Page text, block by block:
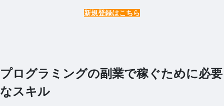
新規登録はこちら
プログラミングの副業で稼ぐために必要
なスキル